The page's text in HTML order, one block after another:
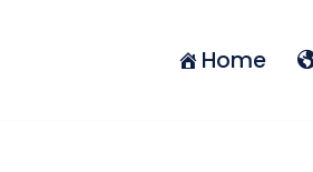
Home